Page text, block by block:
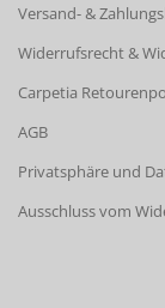
Versand- &
Widerrufsrecht &
Carpetia
AGB
Privatsphäre und
Ausschluss vom